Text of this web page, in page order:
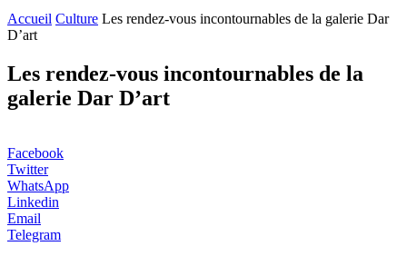
Accueil Culture Les rendez-vous incontournables de la galerie Dar
D’art
Les rendez-vous incontournables de la
galerie Dar D’art
Facebook
Twitter
WhatsApp
Linkedin
Email
Telegram